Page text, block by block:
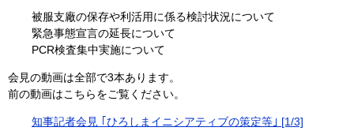
被服支廠の保存や利活用に係る検討状況について
緊急事態宣言の延長について
PCR検査集中実施について
会見の動画は全部で3本あります。
前の動画はこちらをご覧ください。
知事記者会見 ｢ひろしまイニシアティブの策定等｣ [1/3]